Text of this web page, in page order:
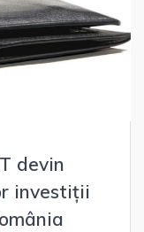
devin
investiții